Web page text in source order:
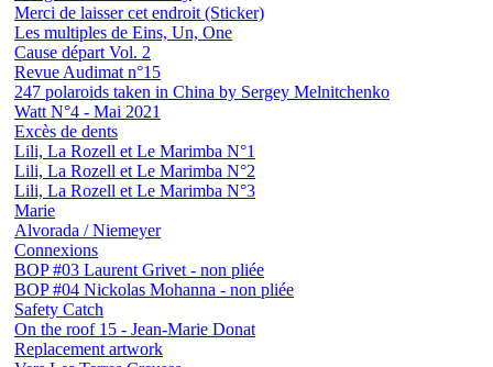
Merci de laisser cet endroit (Sticker)
Les multiples de Eins, Un, One
Cause départ Vol. 2
Revue Audimat n°15
247 polaroids taken in China by Sergey Melnitchenko
Watt N°4 - Mai 2021
Excès de dents
Lili, La Rozell et Le Marimba N°1
Lili, La Rozell et Le Marimba N°2
Lili, La Rozell et Le Marimba N°3
Marie
Alvorada / Niemeyer
Connexions
BOP #03 Laurent Grivet - non pliée
BOP #04 Nickolas Mohanna - non pliée
Safety Catch
On the roof 15 - Jean-Marie Donat
Replacement artwork